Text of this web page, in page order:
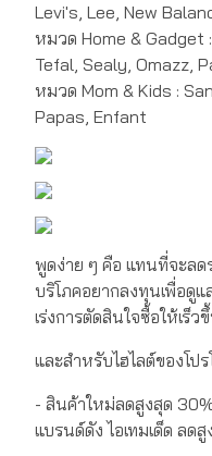
Levi's, Lee, New
หมวด Home & Gadget
Tefal, Sealy, Omazz,
หมวด Mom & Kids :
Papas, Enfant
พูดง่าย ๆ คือ แทนที่จะลด
บริโภคอยากลงทุนเพื่อดูแ
เร่งการตัดสินใจซื้อให้เร็ว
และสำหรับไฮไลต์ของโป
- สินค้าใหม่ลดสูงสุด
แบรนด์ดัง ไอเทมเด็ด ลด